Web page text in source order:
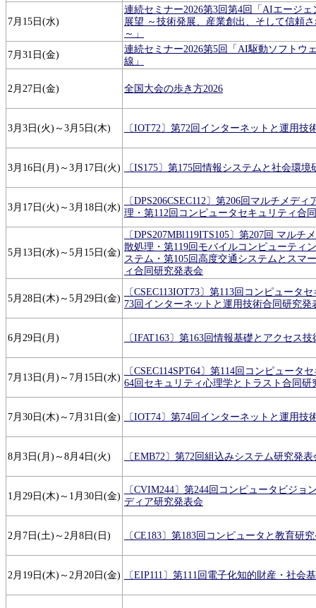
7月15日(水)
連続セミナー2026第3回第4回「AIエージ
展望 ～技術発展、産業創出、そして信頼
～」
7月31日(金)
連続セミナー2026第5回「AI駆動ソフトウ
線」
2月27日(金) 全国大会の歩き方2026
3月3日(火)～3月5日(木) 〔IOT72〕第72回インターネットと運用技
3月16日(月)～3月17日(火) 〔IS175〕第175回情報システムと社会環境
3月17日(火)～3月18日(水)
〔DPS206CSEC112〕第206回マルチメデ
理・第112回コンピュータセキュリティ合
5月13日(水)～5月15日(金)
〔DPS207MBl119ITS105〕第207回 マルチ
散処理・第119回モバイルコンピューティ
ステム・第105回高度交通システムとスマ
ィ合同研究発表会
5月28日(木)～5月29日(金)
〔CSEC113IOT73〕第113回コンピュータ
73回インターネットと運用技術合同研究発
6月29日(月) 〔IFAT163〕第163回情報基礎とアクセス
7月13日(月)～7月15日(水)
〔CSEC114SPT64〕第114回コンピュータ
64回セキュリティ心理学とトラスト合同研
7月30日(木)～7月31日(金) 〔IOT74〕第74回インターネットと運用技
8月3日(月)～8月4日(火) 〔EMB72〕第72回組込みシステム研究発表
1月29日(木)～1月30日(金)
〔CVIM244〕第244回コンピュータビジョ
ディア研究発表会
2月7日(土)～2月8日(日) 〔CE183〕第183回コンピュータと教育研
2月19日(木)～2月20日(金) 〔EIP111〕第111回電子化知的財産・社会